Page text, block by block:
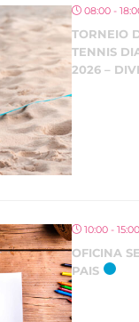
08:00 -
TORNEIO
TENNIS
2026 –
10:00 - 15:00
OFICINA
PAIS